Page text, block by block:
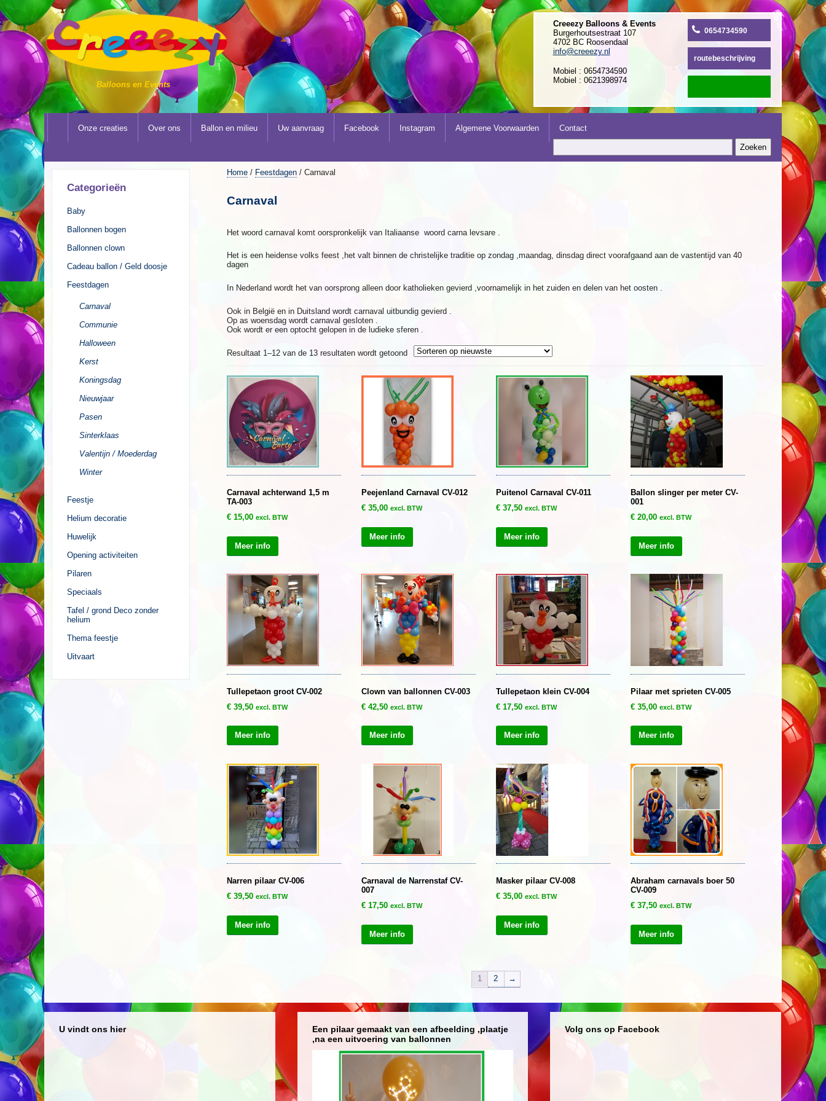
Balloons en Events
Creeezy Balloons & Events
Burgerhoutsestraat 107
4702 BC Roosendaal
info@creeezy.nl
Mobiel : 0654734590
Mobiel : 0621398974
0654734590
routebeschrijving
Onze creaties Over ons Ballon en milieu Uw aanvraag Facebook Instagram Algemene Voorwaarden Contact
Categorieën
Baby
Ballonnen bogen
Ballonnen clown
Cadeau ballon / Geld doosje
Feestdagen
Carnaval
Communie
Halloween
Kerst
Koningsdag
Nieuwjaar
Pasen
Sinterklaas
Valentijn / Moederdag
Winter
Feestje
Helium decoratie
Huwelijk
Opening activiteiten
Pilaren
Speciaals
Tafel / grond Deco zonder
helium
Thema feestje
Uitvaart
Home / Feestdagen / Carnaval
Carnaval
Het woord carnaval komt oorspronkelijk van Italiaanse woord carna levsare .
Het is een heidense volks feest ,het valt binnen de christelijke traditie op zondag ,maandag, dinsdag direct voorafgaand aan de vastentijd van 40
dagen
In Nederland wordt het van oorsprong alleen door katholieken gevierd ,voornamelijk in het zuiden en delen van het oosten .
Ook in België en in Duitsland wordt carnaval uitbundig gevierd .
Op as woensdag wordt carnaval gesloten .
Ook wordt er een optocht gelopen in de ludieke sferen .
Resultaat 1–12 van de 13 resultaten wordt getoondGesorteerd
Carnaval achterwand 1,5 m
TA-003
€ 15,00 excl. BTW
Meer info
Peejenland Carnaval CV-012
€35,00 excl. BTW
Meer info
Puitenol Carnaval CV-011
€37,50 excl. BTW
Meer info
Ballon slinger per meter CV-
001
€20,00 excl. BTW
Meer info
Tullepetaon groot CV-002
€ 39,50 excl. BTW
Meer info
Clown van ballonnen CV-003
€42,50 excl. BTW
Meer info
Tullepetaon klein CV-004
€17,50 excl. BTW
Meer info
Pilaar met sprieten CV-005
€35,00 excl. BTW
Meer info
Narren pilaar CV-006
€ 39,50 excl. BTW
Meer info
Carnaval de Narrenstaf CV-
007
€17,50 excl. BTW
Meer info
Masker pilaar CV-008
€35,00 excl. BTW
Meer info
Abraham carnavals boer 50
CV-009
€37,50 excl. BTW
Meer info
1 2 →
U vindt ons hier
Een pilaar gemaakt van een afbeelding ,plaatje
,na een uitvoering van ballonnen
Volg ons op Facebook